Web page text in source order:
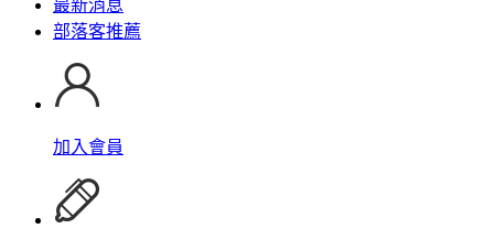
最新消息
部落客推薦
加入會員